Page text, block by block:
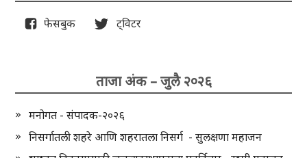
फेसबुक ट्विटर
ताजा अंक – जुलै २०२६
मनोगत - संपादक-२०२६
निसर्गातली शहरे आणि शहरातला निसर्ग - सुलक्षणा महाजन